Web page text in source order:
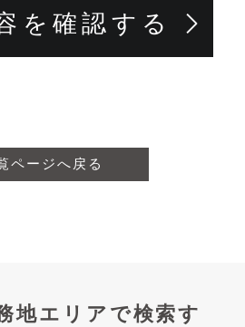
ページへ戻る
地エリアで検索す